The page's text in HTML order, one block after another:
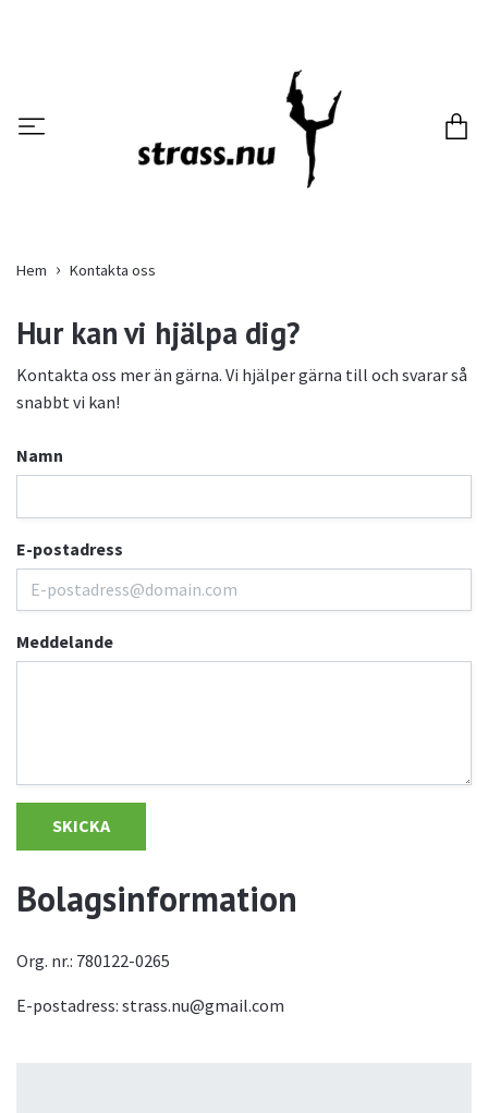
Hem Kontakta oss
Hur kan vi hjälpa dig?
Kontakta oss mer än gärna. Vi hjälper gärna till och svarar så
snabbt vi kan!
Namn
E-postadress
Meddelande
SKICKA
Bolagsinformation
Org. nr.: 780122-0265
E-postadress: strass.nu@gmail.com